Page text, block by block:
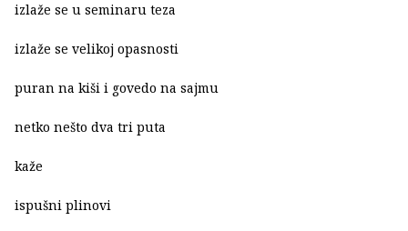
izlaže se u seminaru teza
izlaže se velikoj opasnosti
puran na kiši i govedo na sajmu
netko nešto dva tri puta
kaže
ispušni plinovi